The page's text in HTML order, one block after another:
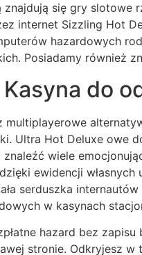
znajdują się gry
internet Sizzling Hot
hazardowych
Posiadamy również
do
Ultra Hot Deluxe owe
wiele
ewidencji
serduszka
w kasynach
hazard bez
stronie. Odkryjesz